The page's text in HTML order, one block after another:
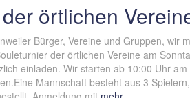
örtlichen
Bürger, Vereine und Gruppen, wir
der örtlichen Vereine am
einladen. Wir starten ab 10:00 Uhr am
Mannschaft besteht aus 3